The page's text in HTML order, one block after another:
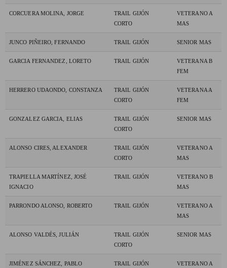
CORCUERA MOLINA, JORGE
TRAIL GIJÓN
CORTO
VETERANO A
MAS
JUNCO PIÑEIRO, FERNANDO TRAIL GIJÓN SENIOR MAS
GARCIA FERNANDEZ, LORETO TRAIL GIJÓN
VETERANA B
FEM
HERRERO UDAONDO, CONSTANZA
TRAIL GIJÓN
CORTO
VETERANA A
FEM
GONZALEZ GARCIA, ELIAS
TRAIL GIJÓN
CORTO
SENIOR MAS
ALONSO CIRES, ALEXANDER
TRAIL GIJÓN
CORTO
VETERANO A
MAS
TRAPIELLA MARTÍNEZ, JOSÉ
IGNACIO
TRAIL GIJÓN
VETERANO B
MAS
PARRONDO ALONSO, ROBERTO TRAIL GIJÓN
VETERANO A
MAS
ALONSO VALDÉS, JULIÁN
TRAIL GIJÓN
CORTO
SENIOR MAS
JIMÉNEZ SÁNCHEZ, PABLO TRAIL GIJÓN
VETERANO A